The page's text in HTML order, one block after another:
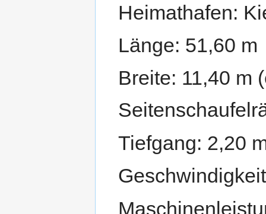
Heimathafen:
Länge: 51,60 m
Breite: 11,40 m
Tiefgang: 2,20